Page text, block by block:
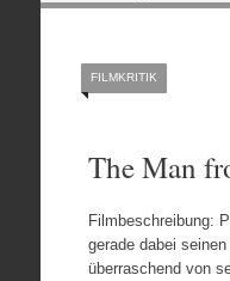
FILMKRITIK
The Man
Filmbeschreibung:
gerade dabei
überraschend von